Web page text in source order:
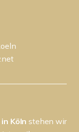
in Kölnstehen wir